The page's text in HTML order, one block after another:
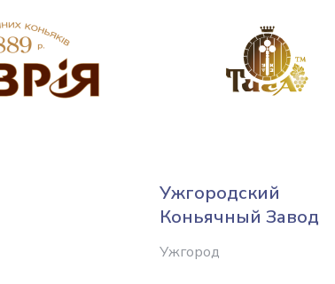
Ужгородский
Коньячный Завод
Ужгород